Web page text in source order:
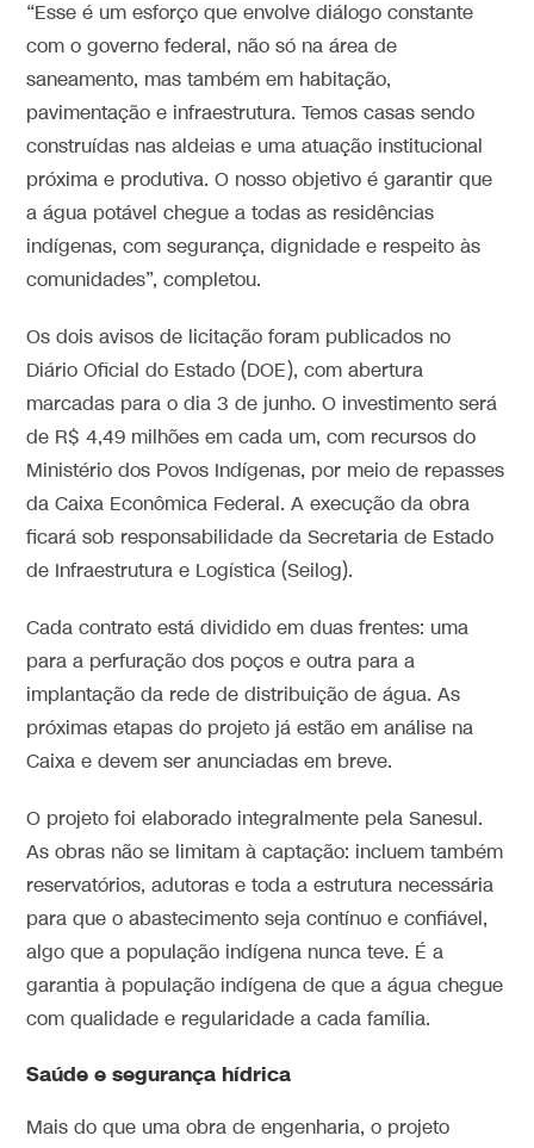
“Esse é um esforço que envolve diálogo constante
com o governo federal, não só na área de
saneamento, mas também em habitação,
pavimentação e infraestrutura. Temos casas sendo
construídas nas aldeias e uma atuação institucional
próxima e produtiva. O nosso objetivo é garantir que
a água potável chegue a todas as residências
indígenas, com segurança, dignidade e respeito às
comunidades”, completou.
Os dois avisos de licitação foram publicados no
Diário Oficial do Estado (DOE), com abertura
marcadas para o dia 3 de junho. O investimento será
de R$ 4,49 milhões em cada um, com recursos do
Ministério dos Povos Indígenas, por meio de repasses
da Caixa Econômica Federal. A execução da obra
ficará sob responsabilidade da Secretaria de Estado
de Infraestrutura e Logística (Seilog).
Cada contrato está dividido em duas frentes: uma
para a perfuração dos poços e outra para a
implantação da rede de distribuição de água. As
próximas etapas do projeto já estão em análise na
Caixa e devem ser anunciadas em breve.
O projeto foi elaborado integralmente pela Sanesul.
As obras não se limitam à captação: incluem também
reservatórios, adutoras e toda a estrutura necessária
para que o abastecimento seja contínuo e confiável,
algo que a população indígena nunca teve. É a
garantia à população indígena de que a água chegue
com qualidade e regularidade a cada família.
Saúde e segurança hídrica
Mais do que uma obra de engenharia, o projeto